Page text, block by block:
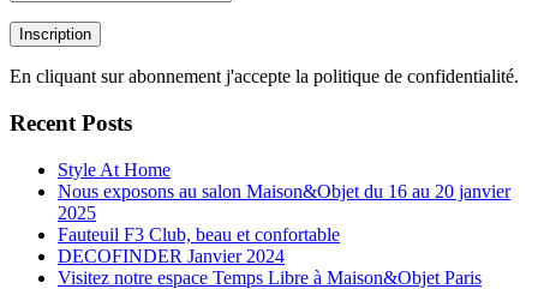
Inscription
En cliquant sur abonnement j'accepte la politique de confidentialité.
Recent Posts
Style At Home
Nous exposons au salon Maison&Objet du 16 au 20 janvier
2025
Fauteuil F3 Club, beau et confortable
DECOFINDER Janvier 2024
Visitez notre espace Temps Libre à Maison&Objet Paris